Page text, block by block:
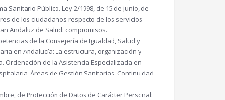
Sanitario Público. Ley 2/1998, de 15 de junio, de
de los ciudadanos respecto de los servicios
Andaluz de Salud: compromisos.
de la Consejería de Igualdad, Salud y
en Andalucía: La estructura, organización y
Ordenación de la Asistencia Especializada en
Áreas de Gestión Sanitarias. Continuidad
de Protección de Datos de Carácter Personal: